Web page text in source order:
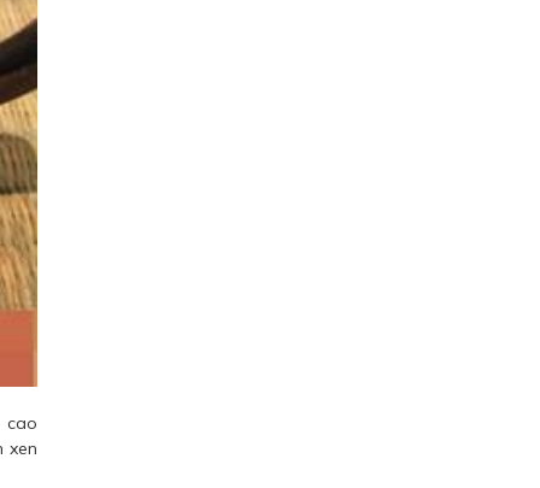
cao
xen